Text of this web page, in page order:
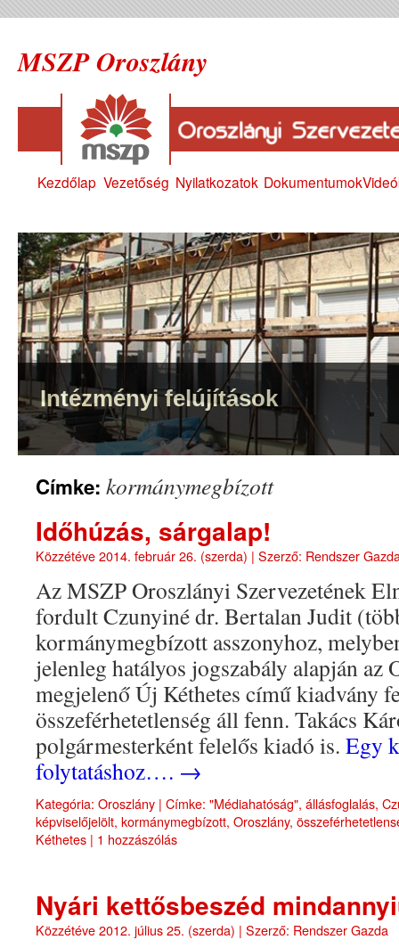
MSZP Oroszlány
Kezdőlap Vezetőség Nyilatkozatok Dokumentumok
Intézményi felújítások
Címke: kormánymegbízott
Időhúzás, sárgalap!
Közzétéve2014. február 26. (szerda) | Szerző: Rendszer
Az MSZP Oroszlányi Szervezetének
fordult Czunyiné dr. Bertalan Judit
kormánymegbízott asszonyhoz,
jelenleg hatályos jogszabály alapján az
megjelenő Új Kéthetes című kiadvány
összeférhetetlenség áll fenn. Takács
polgármesterként felelős kiadó is. Egy
folytatáshoz…. →
Kategória: Oroszlány | Címke: "Médiahatóság", állásfoglalás,
képviselőjelölt, kormánymegbízott, Oroszlány,
Kéthetes | 1 hozzászólás
Nyári kettősbeszéd
Közzétéve2012. július 25. (szerda) | Szerző: Rendszer Gazda